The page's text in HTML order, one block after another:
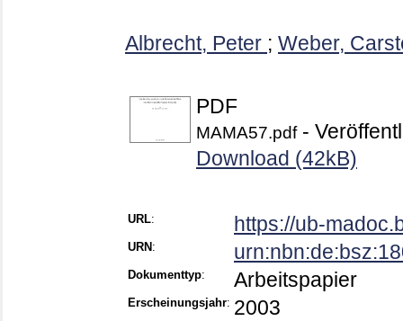
Albrecht, Peter ; Weber,
PDF
MAMA57.pdf-
Download (42kB)
URL: https://ub-
URN :
Dokumenttyp: Arbeitspapier
Erscheinungsjahr: 2003